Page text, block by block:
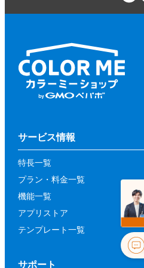
サービス情報
特長一覧
プラン・料金一覧
機能一覧
アプリストア
テンプレート一覧
サポート